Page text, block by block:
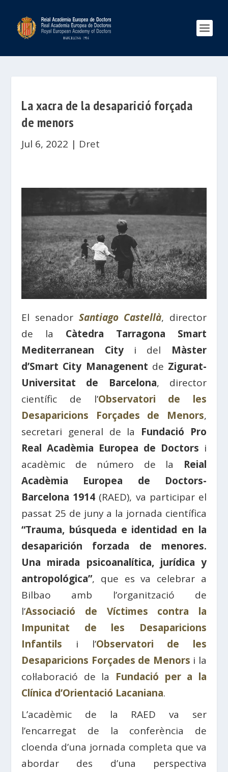
La xacra de la desaparició forçada
de menors
Jul 6, 2022 | Dret
El senador Santiago Castellà, director
de la Càtedra Tarragona Smart
Mediterranean Cityi del Màster
d’Smart City Managenent de Zigurat-
Universitat de Barcelona, ​​director
científic de l’Observatori de les
Desaparicions Forçades de Menors,
secretari general de la Fundació Pro
Real Acadèmia Europea de Doctors i
acadèmic de número de la Reial
Acadèmia Europea de Doctors-
Barcelona 1914 (RAED), va participar el
passat 25 de juny a la jornada científica
“Trauma, búsqueda e identidad en la
desaparición forzada de menores.
Una mirada psicoanalítica, jurídica y
antropológica”, que es va celebrar a
Bilbao amb l’organització de
l’Associació de Víctimes contra la
Impunitat de les Desaparicions
Infantils i l’Observatori de les
Desaparicions Forçades de Menors i la
col·laboració de la Fundació per a la
Clínica d’Orientació Lacaniana.
L’acadèmic de la RAED va ser
l’encarregat de la conferència de
cloenda d’una jornada completa que va
abordar des d’una perspectiva